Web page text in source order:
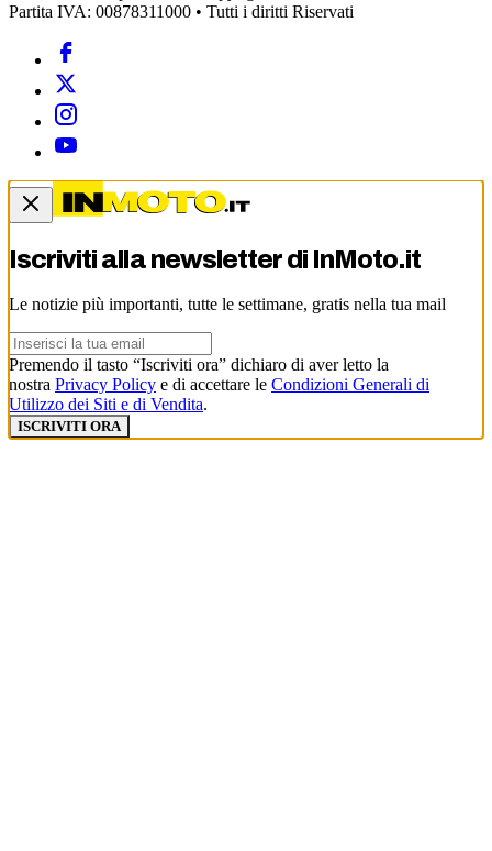
Partita IVA: 00878311000 • Tutti i diritti Riservati
Iscriviti alla newsletter di InMoto.it
Le notizie più importanti, tutte le settimane, gratis nella tua mail
Premendo il tasto “Iscriviti ora” dichiaro di aver letto la
nostra Privacy Policy e di accettare le Condizioni Generali di
Utilizzo dei Siti e di Vendita.
ISCRIVITI ORA